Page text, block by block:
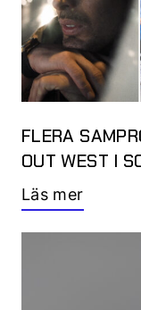
FLERA
OUT WEST I
Läs mer